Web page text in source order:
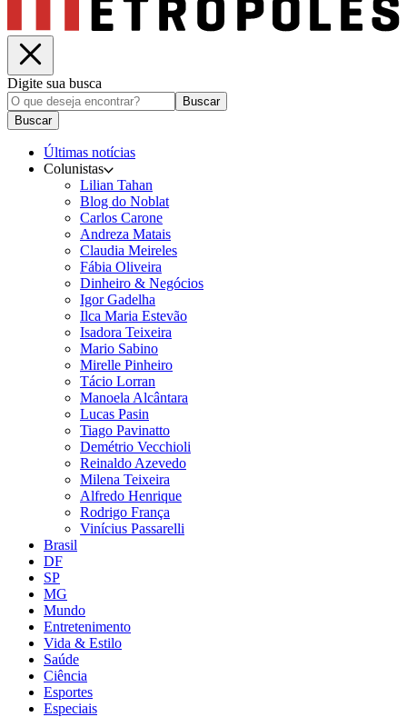
Digite sua busca
Buscar
Buscar
Últimas notícias
Colunistas
Lilian Tahan
Blog do Noblat
Carlos Carone
Andreza Matais
Claudia Meireles
Fábia Oliveira
Dinheiro & Negócios
Igor Gadelha
Ilca Maria Estevão
Isadora Teixeira
Mario Sabino
Mirelle Pinheiro
Tácio Lorran
Manoela Alcântara
Lucas Pasin
Tiago Pavinatto
Demétrio Vecchioli
Reinaldo Azevedo
Milena Teixeira
Alfredo Henrique
Rodrigo França
Vinícius Passarelli
Brasil
DF
SP
MG
Mundo
Entretenimento
Vida & Estilo
Saúde
Ciência
Esportes
Especiais